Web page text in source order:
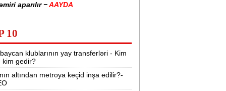
aparılır −AAYDA
törədə bilər -
3 400-dən çox iranlı və 18
hərbçisi həlak olub -
dən dəhşətli xəbərdarlıq -
10
klublarının yay transferləri - Kim
kim gedir?
altından metroya keçid inşa edilir?-